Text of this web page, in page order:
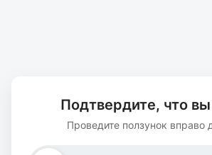
Подтвердите, что
Проведите ползунок вправо